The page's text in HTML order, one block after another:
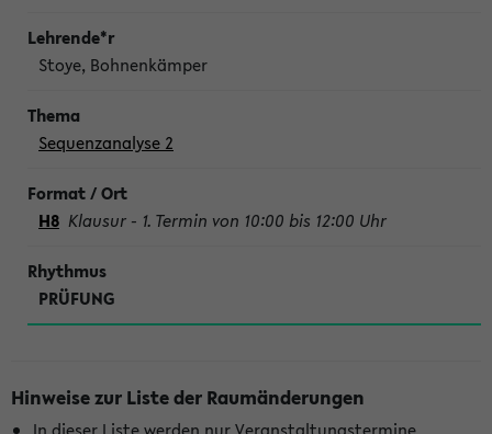
Stoye, Bohnenkämper
Sequenzanalyse 2
H8 Klausur - 1. Termin von 10:00 bis 12:00 Uhr
PRÜFUNG
Hinweise zur Liste der Raumänderungen